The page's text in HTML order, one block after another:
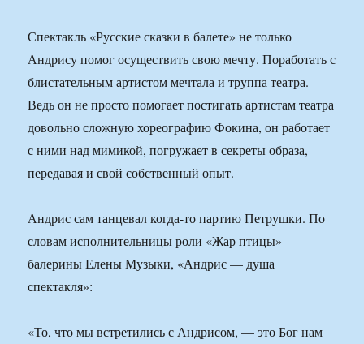
Спектакль «Русские сказки в балете» не только
Андрису помог осуществить свою мечту. Поработать с
блистательным артистом мечтала и труппа театра.
Ведь он не просто помогает постигать артистам театра
довольно сложную хореографию Фокина, он работает
с ними над мимикой, погружает в секреты образа,
передавая и свой собственный опыт.
Андрис сам танцевал когда-то партию Петрушки. По
словам исполнительницы роли «Жар птицы»
балерины Елены Музыки, «Андрис — душа
спектакля»:
«То, что мы встретились с Андрисом, — это Бог нам